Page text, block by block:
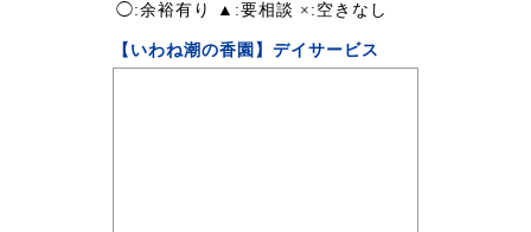
◯:余裕有り ▲:要相談 ×:空きなし
【いわね潮の香園】デイサービス